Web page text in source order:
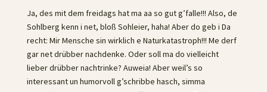
Ja, des mit dem freidags hat ma aa so gut g’falle!!! Also, de
Sohlberg kenn i net, bloß Sohleier, haha! Aber do geb i Da
recht: Mir Mensche sin wirklich e Naturkatastroph!!! Me derf
gar net drübber nachdenke. Oder soll ma do vielleicht
lieber drübber nachtrinke? Auweia! Aber weil’s so
interessant un humorvoll g’schribbe hasch, simma